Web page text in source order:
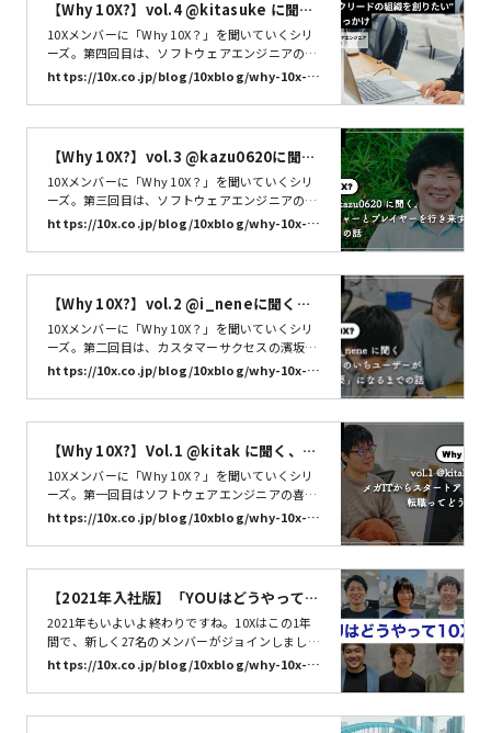
【Why 10X?】vol.4 @kitasuke に聞
く、“全員テックリードの組織を創りた
い”と考えたきっかけ | 株式会社10X
10Xメンバーに「Why 10X？」を聞いていくシリ
ーズ。第四回目は、ソフトウェアエンジニアの北
裕介@kitasukeさんです。メルカリにてテックリ
ード、エンジニアリングマネージャーを経験。組
織づくりやエンジニア採用などの業務を経て10X
にジョイン。メガIT企業からどのような想いを持
みて感じたことを聞きました。
https://10x.co.jp/blog/10xblog/why-10x-ki
【Why 10X?】vol.3 @kazu0620に聞
く、マネージャーとプレイヤーを行き来
するキャリアの話 | 株式会社10X
10Xメンバーに「Why 10X？」を聞いていくシリ
ーズ。第三回目は、ソフトウェアエンジニアの坂
本和大@kazu0620 さんです。 大学の文系学部を
卒業後、独学でプログラミングを勉強して、KLa
b株式会社にソーシャルゲームのエンジニア職で
ジョイン。マネジメントを経験したのち、モバイ
のモバイルアプリを開発・運用する経験を経てSa
nsan株式会社に転職。名刺アプリ「Eight」の開
発に携わり、マネジメント経験を積んできまし
た。 大人数と少人数の組織で、マネジメントとプ
びプレイヤーとしてキャリアを歩むことを選びま
した。100人から2人まで、大小さまざまな規模
の開発組織に身をおいて感じた違いと、マネジメ
ントからプレイヤーに転換する決断について聞き
ました。
https://10x.co.jp/blog/10xblog/why-10x-k
【Why 10X?】vol.2 @i_neneに聞く、
タベリーのいちユーザーが「CSの要」に
なるまでの話 | 株式会社10X
10Xメンバーに「Why 10X？」を聞いていくシリ
ーズ。第二回目は、カスタマーサクセスの濱坂愛
音（@i_nene）さんです。新卒は大手人材会社で
法人営業を担当し、、その後Sansanに転職。営
業を経て新卒採用を行い、育休中に出会った「タ
ベリー」をきっかけに10Xにジョイン。どのよう
に入社してから今に至るまでを聞きました。
https://10x.co.jp/blog/10xblog/why-10x-i_
【Why 10X?】Vol.1 @kitak に聞く、メ
ガITからスタートアップへの転職ってど
うでした? | 株式会社10X
10Xメンバーに「Why 10X？」を聞いていくシリ
ーズ。第一回目はソフトウェアエンジニアの喜多
啓介(@kitak)さんです。GMOペパボでソフトウ
ェアエンジニアとしてのキャリアをスタートし、
新卒メンバーながらSUZURIの立ち上げを経験。
その後、LINE株式会社にて、フロントエンドエン
ジニアとしてのキャリアを発展されました。メガ
ITと呼ばれる規模のIT企業を2社経験してきた彼
は、なぜ当時5名のスタートアップである10Xへ
転職を決意したのでしょうか。
https://10x.co.jp/blog/10xblog/why-10x-ki
【2021年入社版】「YOUはどうやって1
0Xに？」 | 株式会社10X
2021年もいよいよ終わりですね。10Xはこの1年
間で、新しく27名のメンバーがジョインしまし
た。今日は2021年に入社したメンバー10名に、
どういった経緯で10Xに応募したのか、そして入
社の決め手について、聞いてきました！関連記
事：【更新】「YOUはどうやって10Xに？」- メ
https://10x.co.jp/blog/10xblog/why-10x-20